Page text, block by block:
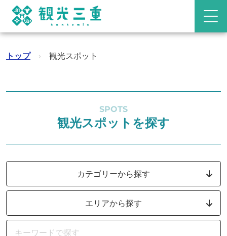
トップ › 観光スポット
SPOTS
観光スポットを探す
カテゴリーから探す
エリアから探す